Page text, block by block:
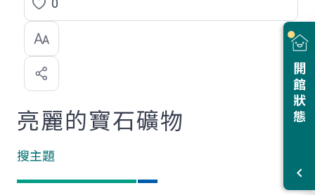
開館狀態
點
選
喜
歡
0
亮麗的寶石礦物
搜主題